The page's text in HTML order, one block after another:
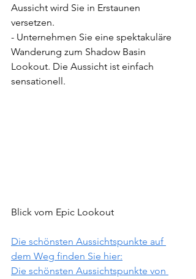
Aussicht wird Sie in Erstaunen
versetzen.
- Unternehmen Sie eine spektakuläre
Wanderung zum Shadow Basin
Lookout. Die Aussicht ist einfach
sensationell.
Blick vom Epic Lookout
Die schönsten Aussichtspunkte auf
dem Weg finden Sie hier:
Die schönsten Aussichtspunkte von